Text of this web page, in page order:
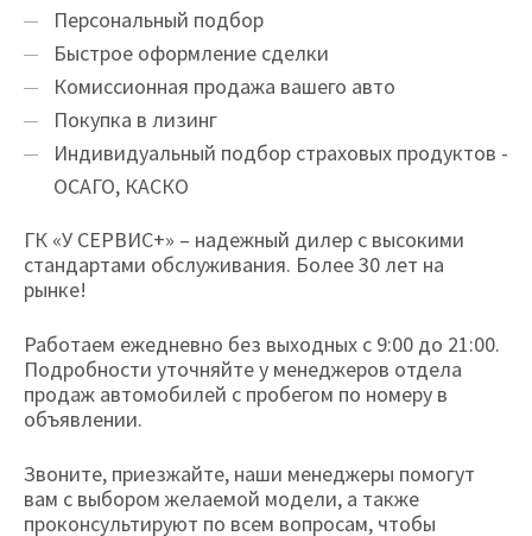
Персональный подбор
Быстрое оформление сделки
Комиссионная продажа вашего авто
Покупка в лизинг
Индивидуальный подбор страховых продуктов -
ОСАГО, КАСКО
ГК «У СЕРВИС+» – надежный дилер с высокими
стандартами обслуживания. Более 30 лет на
рынке!
Работаем ежедневно без выходных с 9:00 до 21:00.
Подробности уточняйте у менеджеров отдела
продаж автомобилей с пробегом по номеру в
объявлении.
Звоните, приезжайте, наши менеджеры помогут
вам с выбором желаемой модели, а также
проконсультируют по всем вопросам, чтобы